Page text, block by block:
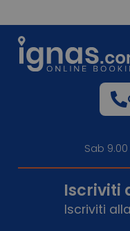
Sab 9.00
Iscriviti
Iscriviti